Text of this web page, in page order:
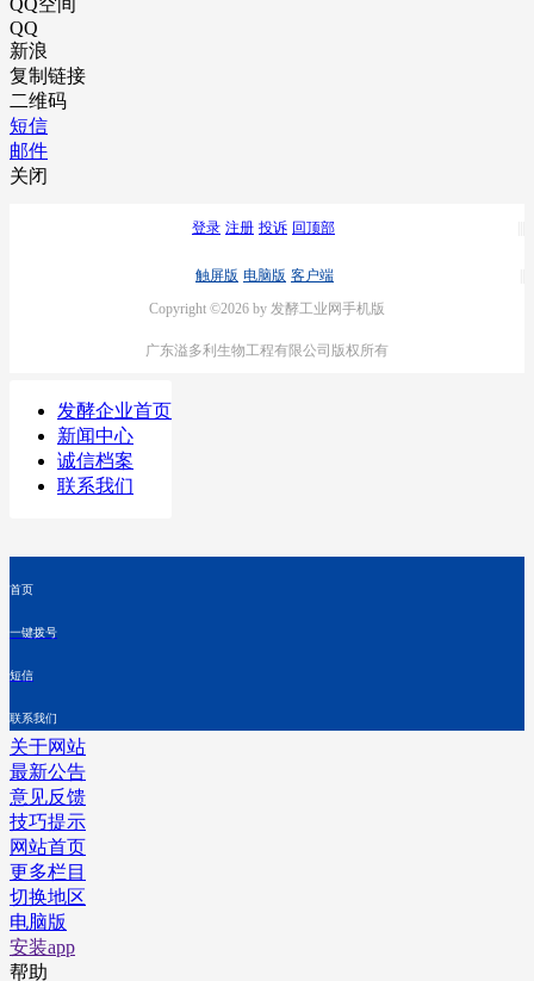
QQ空间
QQ
新浪
复制链接
二维码
短信
邮件
关闭
登录 注册 投诉 回顶部
触屏版 电脑版 客户端
Copyright ©2026 by 发酵工业网手机版
广东溢多利生物工程有限公司版权所有
发酵企业首页
新闻中心
诚信档案
联系我们
首页
一键拨号
短信
联系我们
关于网站
最新公告
意见反馈
技巧提示
网站首页
更多栏目
切换地区
电脑版
安装app
帮助